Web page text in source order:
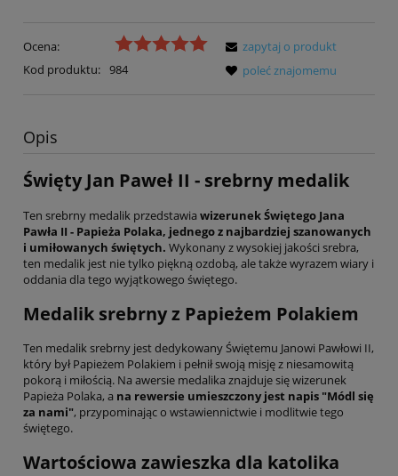
Ocena:
Kod produktu: 984
zapytaj o produkt
poleć znajomemu
Opis
Święty Jan Paweł II - srebrny medalik
Ten srebrny medalik przedstawia wizerunek Świętego Jana
Pawła II - Papieża Polaka, jednego z najbardziej szanowanych
i umiłowanych świętych. Wykonany z wysokiej jakości srebra,
ten medalik jest nie tylko piękną ozdobą, ale także wyrazem wiary i
oddania dla tego wyjątkowego świętego.
Medalik srebrny z Papieżem Polakiem
Ten medalik srebrny jest dedykowany Świętemu Janowi Pawłowi II,
który był Papieżem Polakiem i pełnił swoją misję z niesamowitą
pokorą i miłością. Na awersie medalika znajduje się wizerunek
Papieża Polaka, a na rewersie umieszczony jest napis "Módl się
za nami", przypominając o wstawiennictwie i modlitwie tego
świętego.
Wartościowa zawieszka dla katolika